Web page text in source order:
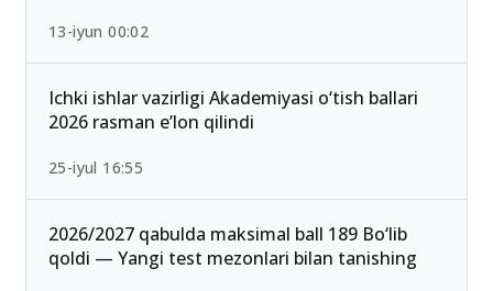
13-iyun 00:02
Ichki ishlar vazirligi Akademiyasi o‘tish ballari
2026 rasman e’lon qilindi
25-iyul 16:55
2026/2027 qabulda maksimal ball 189 Bo‘lib
qoldi — Yangi test mezonlari bilan tanishing